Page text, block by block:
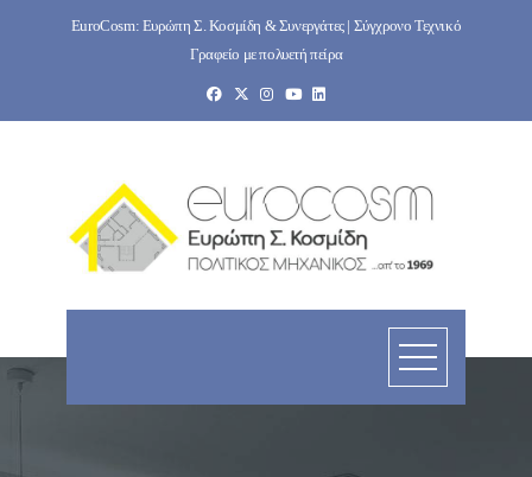
EuroCosm: Ευρώπη Σ. Κοσμίδη & Συνεργάτες | Σύγχρονο Τεχνικό
Γραφείο με πολυετή πείρα